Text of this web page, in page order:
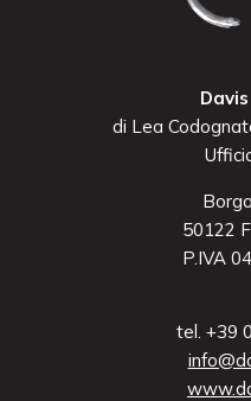
di Lea
50122
P.IVA
tel. +39